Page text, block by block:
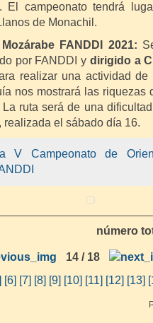
El campeonato tendrá
de Monachil.
Mozárabe FANDDI 2021:
por FANDDI y dirigido a
realizar una actividad de
nos mostrará las riquezas
ruta será de una
realizada el sábado día 16.
V Campeonato de
número
14 / 18
[6] [7] [8] [9] [10] [11] [12] [13]